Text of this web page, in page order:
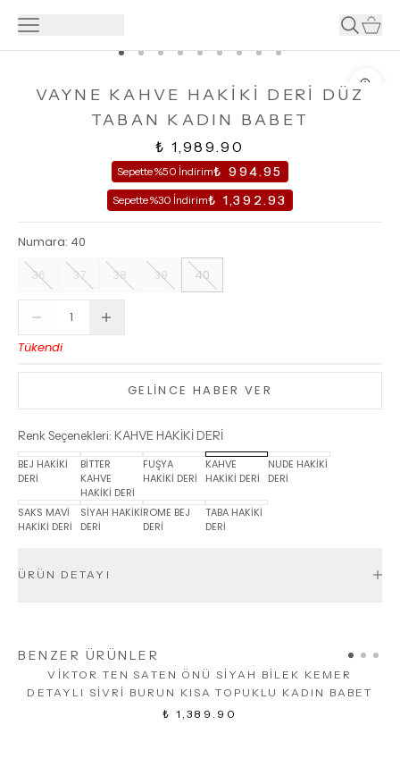
VAYNE KAHVE HAKİKİ DERİ DÜZ
TABAN KADIN BABET
₺ 1,989.90
Sepette %50 İndirim₺ 994.95
Sepette %30 İndirim₺ 1,392.93
Numara: 40
36
37 38 39 40
Tükendi
GELİNCE HABER VER
Renk Seçenekleri: KAHVE HAKİKİ DERİ
BEJ HAKİKİ
DERİ
BİTTER
KAHVE
HAKİKİ DERİ
FUŞYA
HAKİKİ DERİ
KAHVE
HAKİKİ DERİ
NUDE HAKİKİ
DERİ
SAKS MAVİ
HAKİKİ DERİ
SİYAH HAKİKİ
DERİ
ROME BEJ
DERİ
TABA HAKİKİ
DERİ
ÜRÜN DETAYI
BENZER ÜRÜNLER
VİKTOR TEN SATEN ÖNÜ SİYAH BİLEK KEMER
DETAYLI SİVRİ BURUN KISA TOPUKLU KADIN BABET
₺ 1,389.90